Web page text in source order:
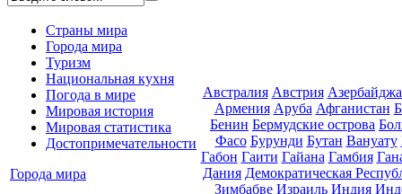
Страны мира
Города мира
Туризм
Национальная кухня
Погода в мире
Мировая история
Мировая статистика
Достопримечательности
Города мира
Австралия Австрия
Армения Аруба Афганистан
Бенин Бермудские острова
Фасо Бурунди Бутан Вануату
Габон Гаити Гайана Гамбия
Дания Демократическая
Зимбабве Израиль Индия